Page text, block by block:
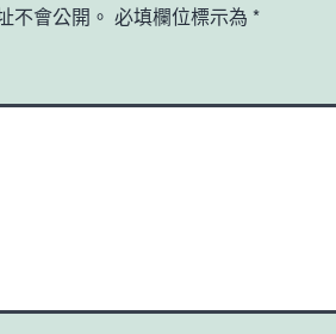
不會公開。 必填欄位標示為 *